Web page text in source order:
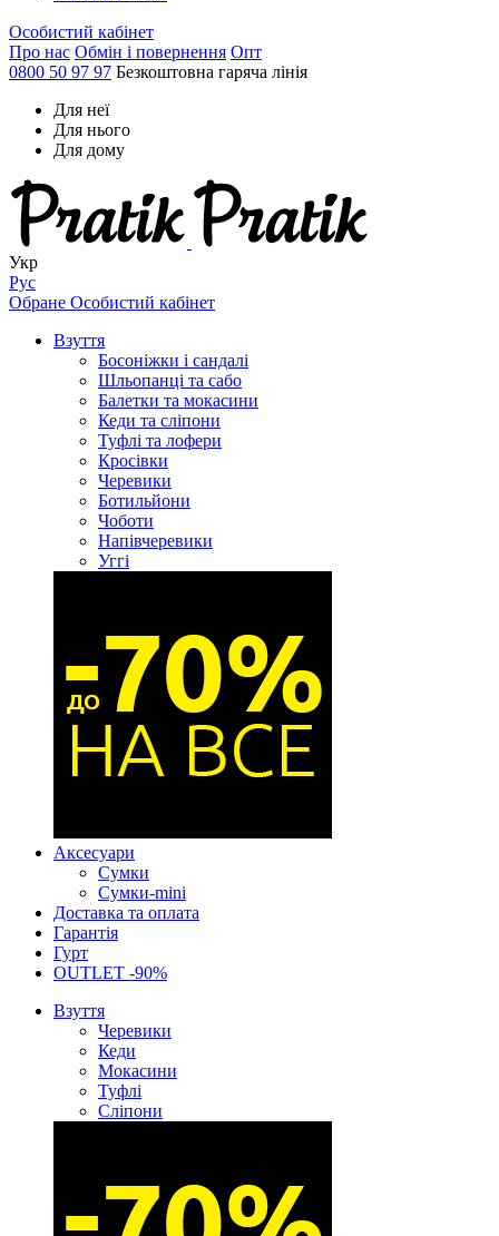
Особистий кабінет
Про нас Обмін і повернення Опт
0800 50 97 97 Безкоштовна гаряча лінія
Для неї
Для нього
Для дому
Укр
Рус
Обране Особистий кабінет
Взуття
Босоніжки і сандалі
Шльопанці та сабо
Балетки та мокасини
Кеди та сліпони
Туфлі та лофери
Кросівки
Черевики
Ботильйони
Чоботи
Напівчеревики
Уггі
Аксесуари
Сумки
Сумки-mini
Доставка та оплата
Гарантія
Гурт
OUTLET -90%
Взуття
Черевики
Кеди
Мокасини
Туфлі
Сліпони